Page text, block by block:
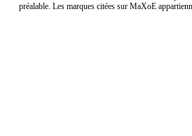
préalable. Les marques citées sur MaXoE